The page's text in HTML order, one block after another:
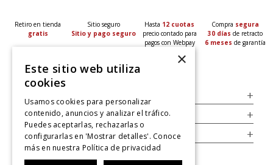
Retiro en tienda
gratis
Sitio seguro
Sitio y pago seguro
Hasta 12 cuotas
precio contado para
pagos con Webpay
Compra segura
30 días de retracto
6 meses de garantía
+
Legal +
Cuenta +
×
Este sitio web utiliza
cookies
Usamos cookies para personalizar
contenido, anuncios y analizar el tráfico.
Puedes aceptarlas, rechazarlas o
configurarlas en 'Mostrar detalles'. Conoce
más en nuestra Política de privacidad